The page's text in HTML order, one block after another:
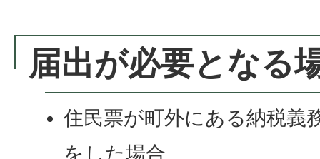
届出が必要となる
住民票が町外にある納税義
をした場合